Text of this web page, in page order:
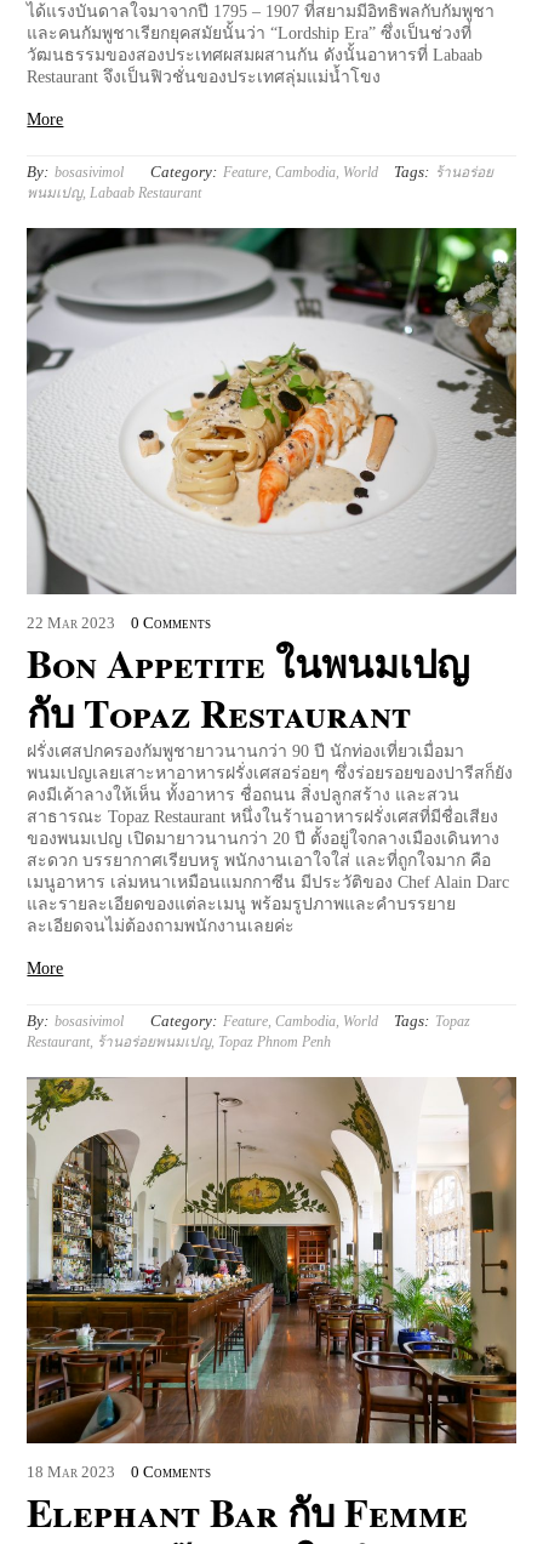
ได้แรงบันดาลใจมาจากปี 1795 – 1907 ที่สยามมีอิทธิพลกับกัมพูชา
และคนกัมพูชาเรียกยุคสมัยนั้นว่า “Lordship Era” ซึ่งเป็นช่วงที่
วัฒนธรรมของสองประเทศผสมผสานกัน ดังนั้นอาหารที่ Labaab
Restaurant จึงเป็นฟิวชั่นของประเทศลุ่มแม่น้ำโขง
More
By: bosasivimol Category: Feature ,Cambodia World Tags: ร้านอร่อย
พนมเปญ, Labaab Restaurant
22 Mar 2023 0 Comments
Bon Appetite ในพนมเปญ
กับ Topaz Restaurant
ฝรั่งเศสปกครองกัมพูชายาวนานกว่า 90 ปี นักท่องเที่ยวเมื่อมา
พนมเปญเลยเสาะหาอาหารฝรั่งเศสอร่อยๆ ซึ่งร่อยรอยของปารีสก็ยัง
คงมีเค้าลางให้เห็น ทั้งอาหาร ชื่อถนน สิ่งปลูกสร้าง และสวน
สาธารณะ Topaz Restaurant หนึ่งในร้านอาหารฝรั่งเศสที่มีชื่อเสียง
ของพนมเปญ เปิดมายาวนานกว่า 20 ปี ตั้งอยู่ใจกลางเมืองเดินทาง
สะดวก บรรยากาศเรียบหรู พนักงานเอาใจใส่ และที่ถูกใจมาก คือ
เมนูอาหาร เล่มหนาเหมือนแมกกาซีน มีประวัติของ Chef Alain Darc
และรายละเอียดของแต่ละเมนู พร้อมรูปภาพและคำบรรยาย
ละเอียดจนไม่ต้องถามพนักงานเลยค่ะ
More
By: bosasivimol Category: Feature,Cambodia, World Tags: Topaz
Restaurant, ร้านอร่อยพนมเปญ, Topaz Phnom Penh
18 Mar 2023 0 Comments
Elephant Bar กับ Femme